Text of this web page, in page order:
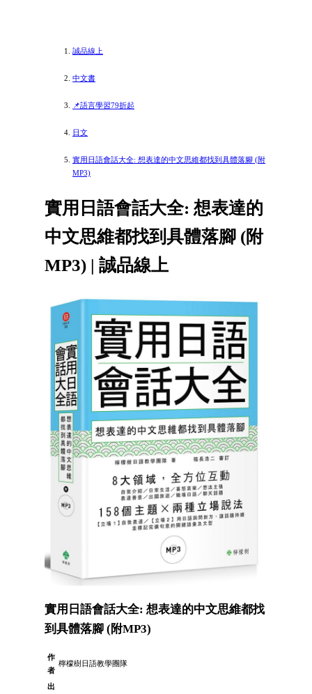
誠品線上
中文書
📌語言學習79折起
日文
實用日語會話大全: 想表達的中文思維都找到具體落腳 (附
MP3)
實用日語會話大全: 想表達的
中文思維都找到具體落腳 (附
MP3) | 誠品線上
實用日語會話大全: 想表達的中文思維都找
到具體落腳 (附MP3)
作
者
檸檬樹日語教學團隊
出